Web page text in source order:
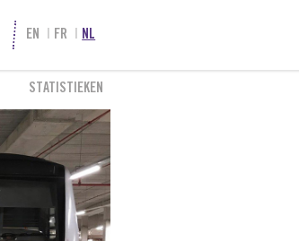
EN FR NL
STATISTIEKEN